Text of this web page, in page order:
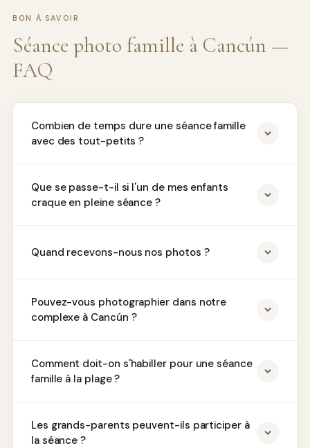
BON À SAVOIR
Séance photo famille à Cancún —
FAQ
Combien de temps dure une séance famille
avec des tout-petits ?
Que se passe-t-il si l'un de mes enfants
craque en pleine séance ?
Quand recevons-nous nos photos ?
Pouvez-vous photographier dans notre
complexe à Cancún ?
Comment doit-on s'habiller pour une séance
famille à la plage ?
Les grands-parents peuvent-ils participer à
la séance ?